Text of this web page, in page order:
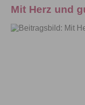
Mit Herz und